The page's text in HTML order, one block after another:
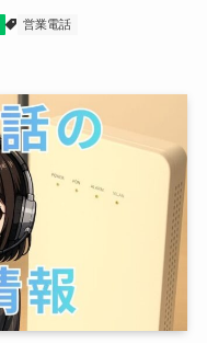
営業電話